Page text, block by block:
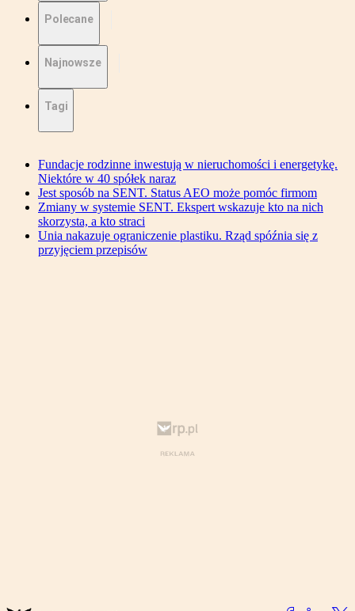
Polecane
Najnowsze
Tagi
Fundacje rodzinne inwestują w nieruchomości i energetykę.
Niektóre w 40 spółek naraz
Jest sposób na SENT. Status AEO może pomóc firmom
Zmiany w systemie SENT. Ekspert wskazuje kto na nich
skorzysta, a kto straci
Unia nakazuje ograniczenie plastiku. Rząd spóźnia się z
przyjęciem przepisów